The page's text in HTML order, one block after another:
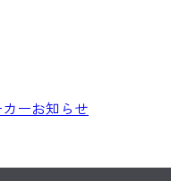
ーお知らせ